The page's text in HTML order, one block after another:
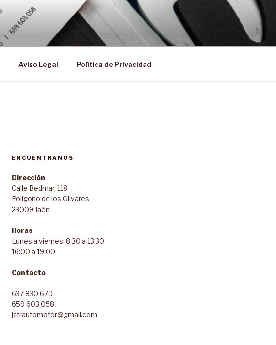
Aviso Legal Política de Privacidad
ENCUÉNTRANOS
Dirección
Calle Bedmar, 118
Polígono de los Olivares
23009 Jaén
Horas
Lunes a viernes: 8:30 a 13:30
16:00 a 19:00
Contacto
637 830 670
659 603 058
jafrautomotor@gmail.com